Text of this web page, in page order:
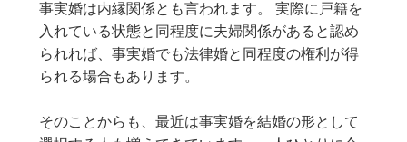
事実婚は内縁関係とも言われます。 実際に戸籍を
入れている状態と同程度に夫婦関係があると認め
られれば、事実婚でも法律婚と同程度の権利が得
られる場合もあります。
そのことからも、最近は事実婚を結婚の形として